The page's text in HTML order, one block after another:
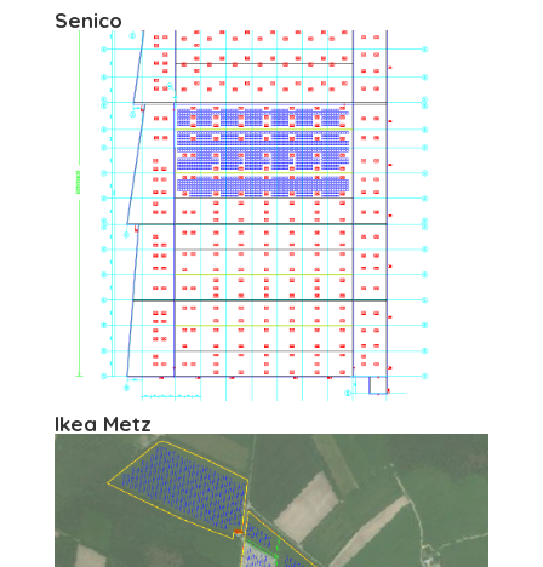
Senico
Ikea Metz